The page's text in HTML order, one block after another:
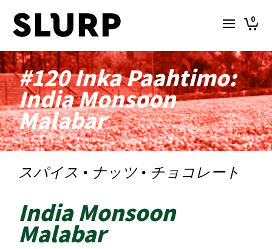
0
#120 Inka Paahtimo:
India Monsoon
Malabar
スパイス · ナッツ · チョコレート
India Monsoon
Malabar